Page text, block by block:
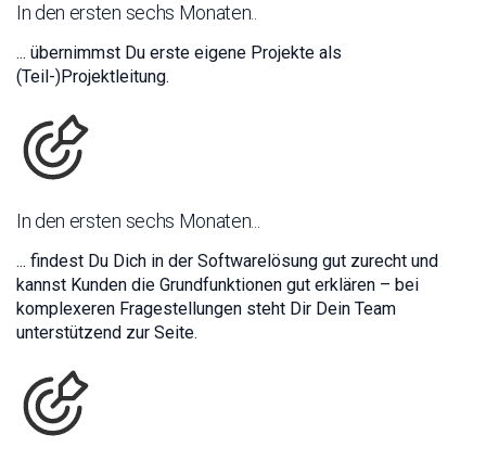
In den ersten sechs Monaten..
... übernimmst Du erste eigene Projekte als
(Teil-)Projektleitung.
In den ersten sechs Monaten...
... findest Du Dich in der Softwarelösung gut zurecht und
kannst Kunden die Grundfunktionen gut erklären – bei
komplexeren Fragestellungen steht Dir Dein Team
unterstützend zur Seite.